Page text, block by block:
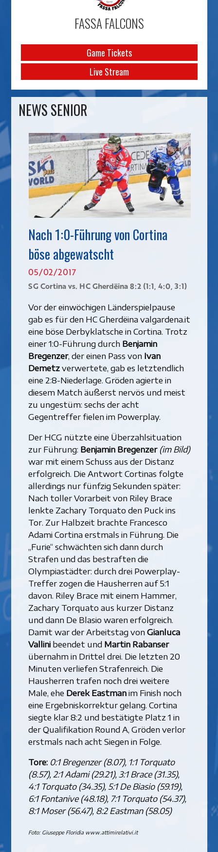
FASSA FALCONS
Game Tickets
Live Stream
NEWS SENIOR
Nach 1:0-Führung von Cortina
böse abgewatscht
05/02/2017
SG Cortina vs. HC Gherdëina 8:2 (1:1, 4:0, 3:1)
Vor der einwöchigen Länderspielpause
gab es für den HC Gherdëina valgardena.it
eine böse Derbyklatsche in Cortina. Trotz
einer 1:0-Führung durch Benjamin
Bregenzer, der einen Pass von Ivan
Demetzverwertete, gab es letztendlich
eine 2:8-Niederlage. Gröden agierte in
diesem Match äußerst nervös und meist
zu ungestüm: sechs der acht
Gegentreffer fielen im Powerplay.
Der HCG nützte eine Überzahlsituation
zur Führung: Benjamin Bregenzer (im Bild)
war mit einem Schuss aus der Distanz
erfolgreich. Die Antwort Cortinas folgte
allerdings nur fünfzig Sekunden später:
Nach toller Vorarbeit von Riley Brace
lenkte Zachary Torquato den Puck ins
Tor. Zur Halbzeit brachte Francesco
Adami Cortina erstmals in Führung. Die
„Furie“ schwächten sich dann durch
Strafen und das bestraften die
Olympiastädter: durch drei Powerplay-
Treffer zogen die Hausherren auf 5:1
davon. Riley Brace mit einem Hammer,
Zachary Torquato aus kurzer Distanz
und dann De Blasio waren erfolgreich.
Damit war der Arbeitstag vonGianluca
Vallinibeendet und Martin Rabanser
übernahm in Drittel drei. Die letzten 20
Minuten verliefen Strafenreich. Die
Hausherren trafen noch drei weitere
Male, ehe Derek Eastmanim Finish noch
eine Ergebniskorrektur gelang. Cortina
siegte klar 8:2 und bestätigte Platz 1 in
der Qualifikation Round A, Gröden verlor
erstmals nach acht Siegen in Folge.
Tore: 0:1 Bregenzer (8.07), 1:1 Torquato
(8.57), 2:1 Adami (29.21), 3:1 Brace (31.35),
4:1 Torquato (34.35), 5:1 De Biasio (59.19),
6:1 Fontanive (48.18), 7:1 Torquato (54.37),
8:1 Moser (56.47), 8:2 Eastman (58.05)
Foto: Giuseppe Floridia www.attimirelativi.it